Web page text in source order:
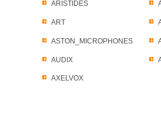
ARISTIDES
ART
ASTON_MICROPHONES
AUDIX
AXELVOX